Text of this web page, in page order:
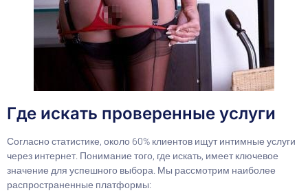
Где искать проверенные услуги
Согласно статистике, около 60% клиентов ищут интимные услуги
через интернет. Понимание того, где искать, имеет ключевое
значение для успешного выбора. Мы рассмотрим наиболее
распространенные платформы: